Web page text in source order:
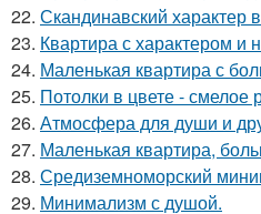
22. Скандинавский характер
23. Квартира с характером и
24. Маленькая квартира с
25. Потолки в цвете - смелое
26. Атмосфера для души и
27. Маленькая квартира,
28. Средиземноморский
29. Минимализм с душой.